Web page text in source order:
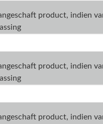
product, indien
product, indien
product, indien